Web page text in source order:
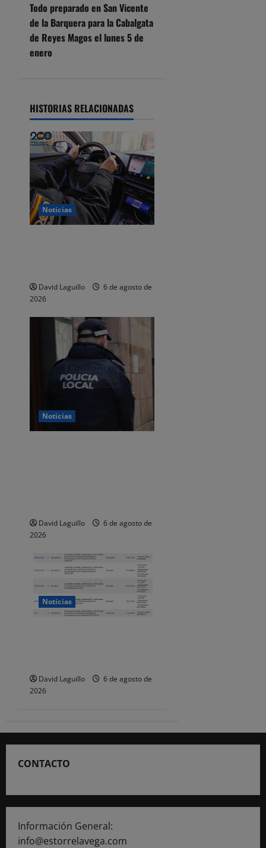
e
g
a
i
ó
n
d
e
t
r
Todo preparado en San Vicente
de la Barquera para la Cabalgata
de Reyes Magos el lunes 5 de
enero
HISTORIAS RELACIONADAS
Noticias
David Laguillo
6 de agosto de
2026
Noticias
David Laguillo
6 de agosto de
2026
Noticias
David Laguillo
6 de agosto de
2026
CONTACTO
Información General:
info@estorrelavega.com